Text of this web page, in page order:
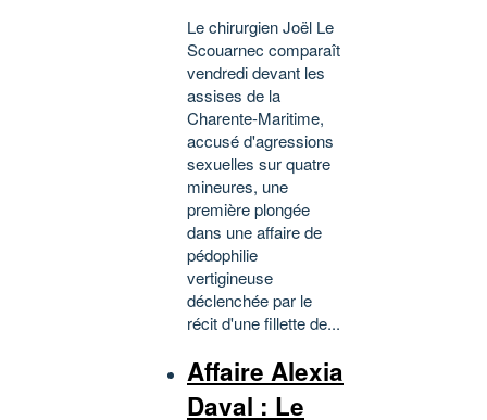
Le chirurgien Joël Le
Scouarnec comparaît
vendredi devant les
assises de la
Charente-Maritime,
accusé d'agressions
sexuelles sur quatre
mineures, une
première plongée
dans une affaire de
pédophilie
vertigineuse
déclenchée par le
récit d'une fillette de...
Affaire Alexia
Daval : Le